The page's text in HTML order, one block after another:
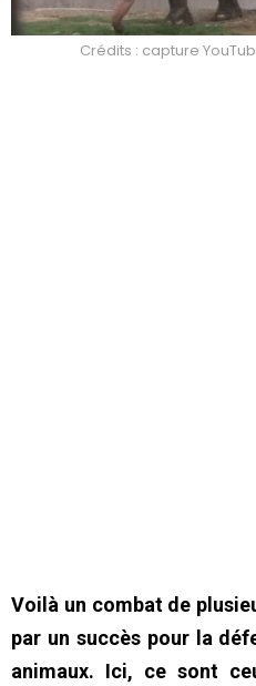
Crédits : capture
Voilà un combat de
par un succès pour la
animaux. Ici, ce sont